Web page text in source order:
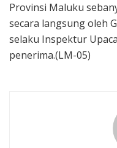
Provinsi Maluku
secara langsung oleh
selaku Inspektur
penerima.(LM-05)